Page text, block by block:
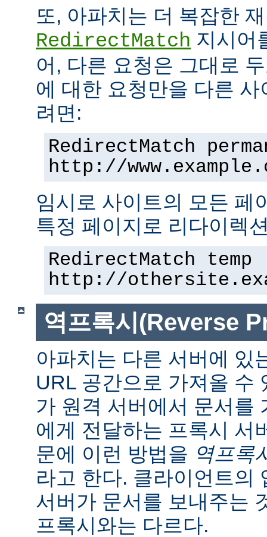
또, 아파치는 더 복잡한
RedirectMatch 지시어
어, 다른 요청은 그대로
에 대한 요청만을 다른
려면:
RedirectMatch
http://
임시로 사이트의 모든 페
특정 페이지로 리다이렉
RedirectMatch
http://
역프록시(Reverse
아파치는 다른 서버에 있
URL 공간으로 가져올 수
가 원격 서버에서 문서를
에게 전달하는 프록시 서
문에 이런 방법을 역프록
라고 한다. 클라이언트의
서버가 문서를 보내주는
프록시와는 다르다.